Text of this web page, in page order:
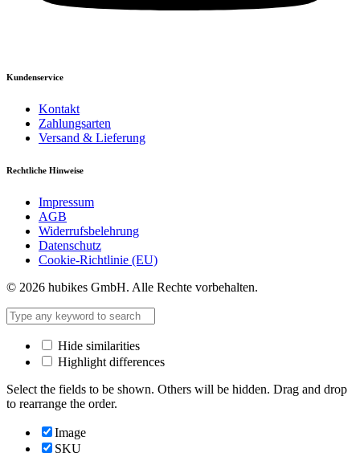
Kundenservice
Kontakt
Zahlungsarten
Versand & Lieferung
Rechtliche Hinweise
Impressum
AGB
Widerrufsbelehrung
Datenschutz
Cookie-Richtlinie (EU)
© 2026 hubikes GmbH. Alle Rechte vorbehalten.
Hide similarities
Highlight differences
Select the fields to be shown. Others will be hidden. Drag and drop
to rearrange the order.
Image
SKU